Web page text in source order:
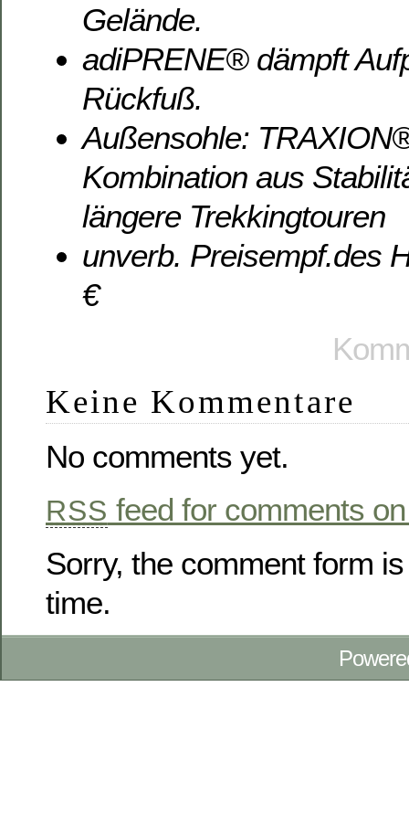
Gelände.
adiPRENE® dämpft
Rückfuß.
Außensohle:
Kombination aus
längere Trekkingtouren
unverb. Preisempf.des
€
Keine Kommentare
No comments yet.
RSS feed for comments
Sorry, the comment form
time.